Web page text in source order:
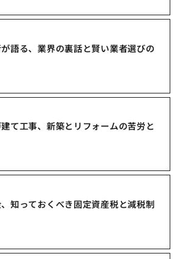
語る、業界の裏話と賢い業者選びの
て工事、新築とリフォームの苦労と
知っておくべき固定資産税と減税制